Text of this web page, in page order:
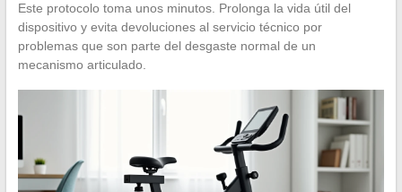
Este protocolo toma unos minutos. Prolonga la vida útil del
dispositivo y evita devoluciones al servicio técnico por
problemas que son parte del desgaste normal de un
mecanismo articulado.